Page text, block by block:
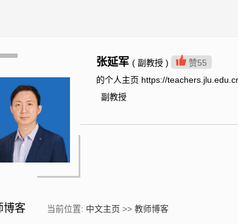
张延军 ( 副教授 ) 赞55
的个人主页 https://
副教授
博客 当前位置: 中文主页 >> 教师博客